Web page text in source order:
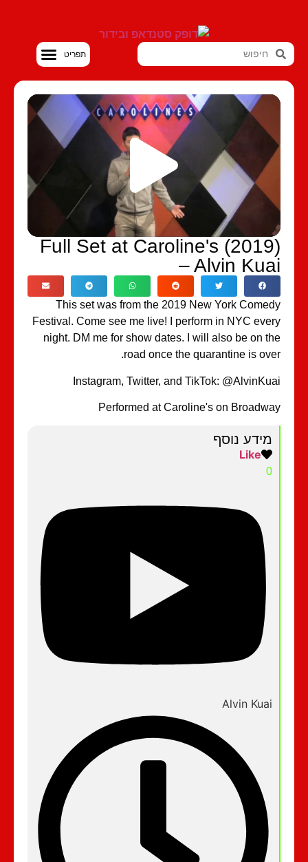
Full Set at Caroline's
– Alvin
This set was from the 2019 New York
Festival. Come see me live! I perform in NYC
night. DM me for show dates. I will also be on
road once the quarantine is
Instagram, Twitter, and TikTok:
Performed at Caroline's on
מידע נוסף
Alvin Kuai